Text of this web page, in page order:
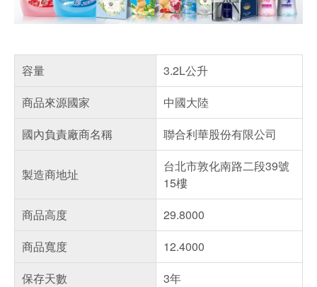
容量
3.2L公升
商品來源國家
中國大陸
國內負責廠商名稱
聯合利華股份有限公司
製造商地址
台北市敦化南路二段39號
15樓
商品高度
29.8000
商品寬度
12.4000
保存天數
3年